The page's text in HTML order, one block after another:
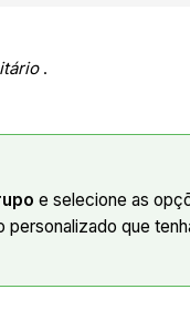
.
e selecione as
que